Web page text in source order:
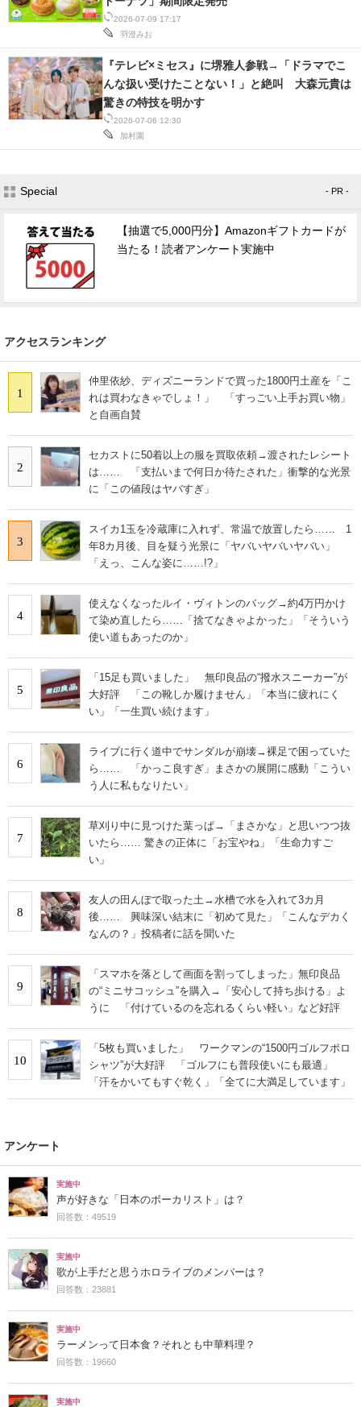
製造業のIT導入・活用を支援
モノづくり技術者専門サイト
エレクトロニクス専門サイト
電子設計の基本と応用
エネルギーの専門メディア
建設×テクノロジーの最前線
2026-07-09 17:17
羽澄みお
2026-07-06 12:30
加村園
『テレビ×ミセス』に堺雅人参戦→「ドラマでこ
んな扱い受けたことない！」と絶叫 大森元貴は
驚きの特技を明かす
Special - PR -
【抽選で5,000円分】Amazonギフトカードが
当たる！読者アンケート実施中
アクセスランキング
1
仲里依紗、ディズニーランドで買った1800円土産を「こ
れは買わなきゃでしょ！」 「すっごい上手お買い物」
と自画自賛
2
セカストに50着以上の服を買取依頼→渡されたレシート
は…… 「支払いまで何日か待たされた」衝撃的な光景
に「この値段はヤバすぎ」
3
スイカ1玉を冷蔵庫に入れず、常温で放置したら…… 1
年8カ月後、目を疑う光景に「ヤバいヤバいヤバい」
「えっ、こんな姿に……!?」
4
使えなくなったルイ・ヴィトンのバッグ→約4万円かけ
て染め直したら……「捨てなきゃよかった」「そういう
使い道もあったのか」
5
「15足も買いました」 無印良品の“撥水スニーカー”が
大好評 「この靴しか履けません」「本当に疲れにく
い」「一生買い続けます」
6
ライブに行く道中でサンダルが崩壊→裸足で困っていた
ら…… 「かっこ良すぎ」まさかの展開に感動「こうい
う人に私もなりたい」
7
草刈り中に見つけた葉っぱ→「まさかな」と思いつつ抜
いたら…… 驚きの正体に「お宝やね」「生命力すご
い」
8
友人の田んぼで取った土→水槽で水を入れて3カ月
後…… 興味深い結末に「初めて見た」「こんなデカく
なんの？」投稿者に話を聞いた
9
「スマホを落として画面を割ってしまった」無印良品
の“ミニサコッシュ”を購入→「安心して持ち歩ける」よ
うに 「付けているのを忘れるくらい軽い」など好評
10
「5枚も買いました」 ワークマンの“1500円ゴルフポロ
シャツ”が大好評 「ゴルフにも普段使いにも最適」
「汗をかいてもすぐ乾く」「全てに大満足しています」
アンケート
実施中
声が好きな「日本のボーカリスト」は？
回答数：49519
実施中
歌が上手だと思うホロライブのメンバーは？
回答数：23881
実施中
ラーメンって日本食？それとも中華料理？
回答数：19660
実施中